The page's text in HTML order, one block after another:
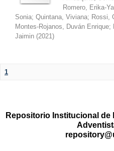
Romero, Erika-
Sonia; Quintana, Viviana; Rossi,
Montes-Rojanos, Duván Enrique;
Jaimin (2021)
1
Repositorio Institucional